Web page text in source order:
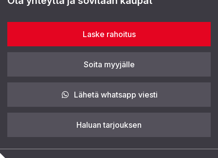
Laske rahoitus
Soita myyjälle
Lähetä whatsapp viesti
Haluan tarjouksen